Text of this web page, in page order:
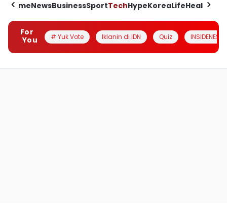
HomeNewsBusinessSportTechHypeKoreaLifeHealth
For
You
# Yuk Vote Iklanin di IDN Quiz INSIDENESIA